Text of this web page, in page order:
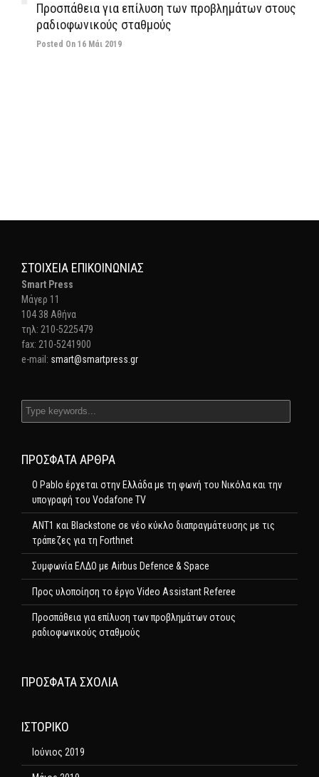
Προσπάθεια για επίλυση των προβλημάτων στους
ραδιοφωνικούς σταθμούς
Posted On 16 Μάι 2019
ΣΤΟΙΧΕΊΑ ΕΠΙΚΟΙΝΩΝΊΑΣ
Smart Press
Mάγερ 11
104 38 Αθήνα
τηλ: 210-5225479
fax: 210-5241900
e-mail: smart@smartpress.gr
ΠΡΌΣΦΑΤΑ ΆΡΘΡΑ
Ο Pablo έρχεται στην Ελλάδα με τη φωνή του Νικόλα και την
υπογραφή του Vodafone TV
ΑΝΤ1 και Blackstone σε νέο κύκλο διαπραγμάτευσης με τις
τράπεζες για τη Forthnet
Συμφωνία ΕΛΔΟ με Airbus Defence & Space
Προς υλοποίηση το έργο Video Assistant Referee
Προσπάθεια για επίλυση των προβλημάτων στους
ραδιοφωνικούς σταθμούς
ΠΡΌΣΦΑΤΑ ΣΧΌΛΙΑ
ΙΣΤΟΡΙΚΌ
Ιούνιος 2019